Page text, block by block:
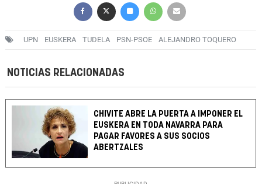
UPN EUSKERA TUDELA PSN-PSOE ALEJANDRO TOQUERO
NOTICIAS RELACIONADAS
CHIVITE ABRE LA PUERTA A IMPONER EL
EUSKERA EN TODA NAVARRA PARA
PAGAR FAVORES A SUS SOCIOS
ABERTZALES